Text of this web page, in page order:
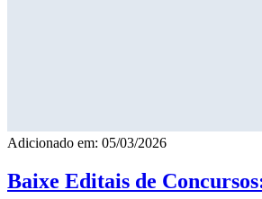
Adicionado em: 05/03/2026
Baixe Editais de